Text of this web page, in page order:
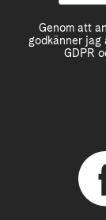
Genom att
godkänner jag
GDPR